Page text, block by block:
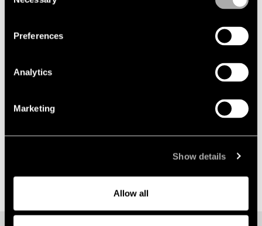
Preferences
Analytics
Marketing
Show details
Allow all
försäljningen av Herok Group